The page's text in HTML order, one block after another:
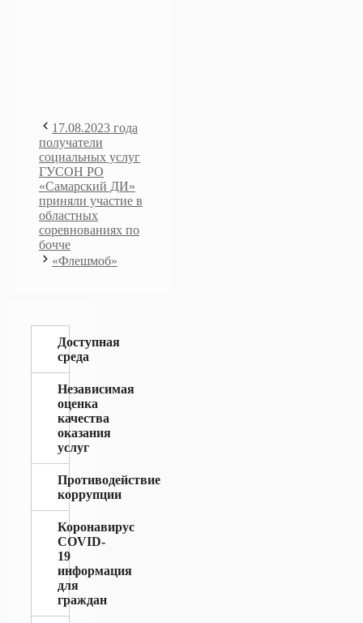
17.08.2023 года
получатели
социальных услуг
ГУСОН РО
«Самарский ДИ»
приняли участие в
областных
соревнованиях по
бочче
«Флешмоб»
Доступная
среда
Независимая
оценка
качества
оказания
услуг
Противодействие
коррупции
Коронавирус
COVID-
19
информация
для
граждан